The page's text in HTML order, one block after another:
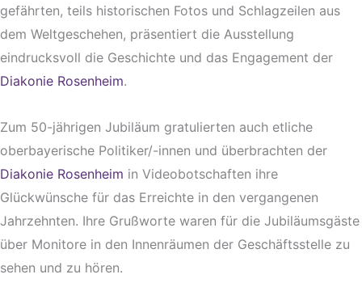
gefährten, teils historischen Fotos und Schlagzeilen aus
dem Weltgeschehen, präsentiert die Ausstellung
eindrucksvoll die Geschichte und das Engagement der
Diakonie Rosenheim.
Zum 50-jährigen Jubiläum gratulierten auch etliche
oberbayerische Politiker/-innen und überbrachten der
Diakonie Rosenheim in Videobotschaften ihre
Glückwünsche für das Erreichte in den vergangenen
Jahrzehnten. Ihre Grußworte waren für die Jubiläumsgäste
über Monitore in den Innenräumen der Geschäftsstelle zu
sehen und zu hören.